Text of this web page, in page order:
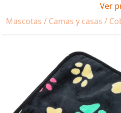
Ver
Mascotas / Camas y casas /